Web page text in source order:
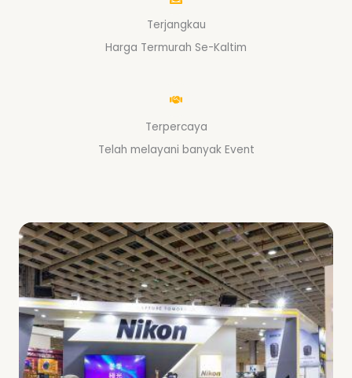
Terjangkau
Harga Termurah Se-Kaltim
Terpercaya
Telah melayani banyak Event